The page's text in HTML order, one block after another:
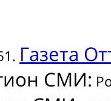
Газета
СМИ: